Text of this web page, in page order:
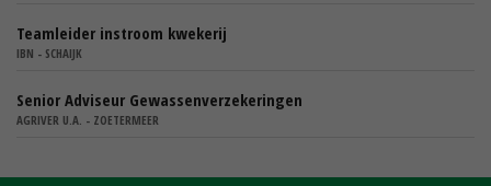
Teamleider instroom kwekerij
IBN - SCHAIJK
Senior Adviseur Gewassenverzekeringen
AGRIVER U.A. - ZOETERMEER